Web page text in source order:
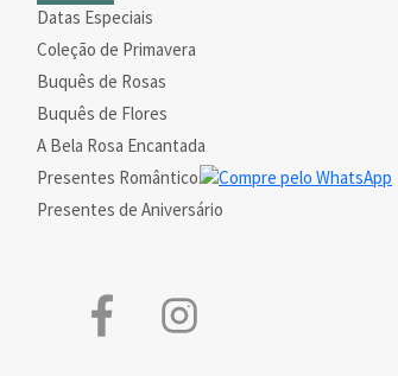
Datas Especiais
Coleção de Primavera
Buquês de Rosas
Buquês de Flores
A Bela Rosa Encantada
Presentes Românticos
Presentes de Aniversário